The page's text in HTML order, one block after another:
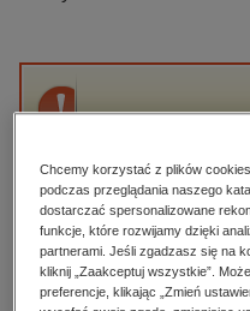
Zobacz wszystkie E-prasa
budownictwo,
dzienniki
edukacja
hobby, sport,
komputery, internet,
Przepraszamy,
High-contrast mode
Polecane
Chcemy korzystać z plików
podczas przeglądania naszego
dostarczać spersonalizowane
funkcje, które rozwijamy dzięki
partnerami. Jeśli zgadzasz się na
kliknij „Zaakceptuj wszystkie”.
preferencje, klikając „Zmień